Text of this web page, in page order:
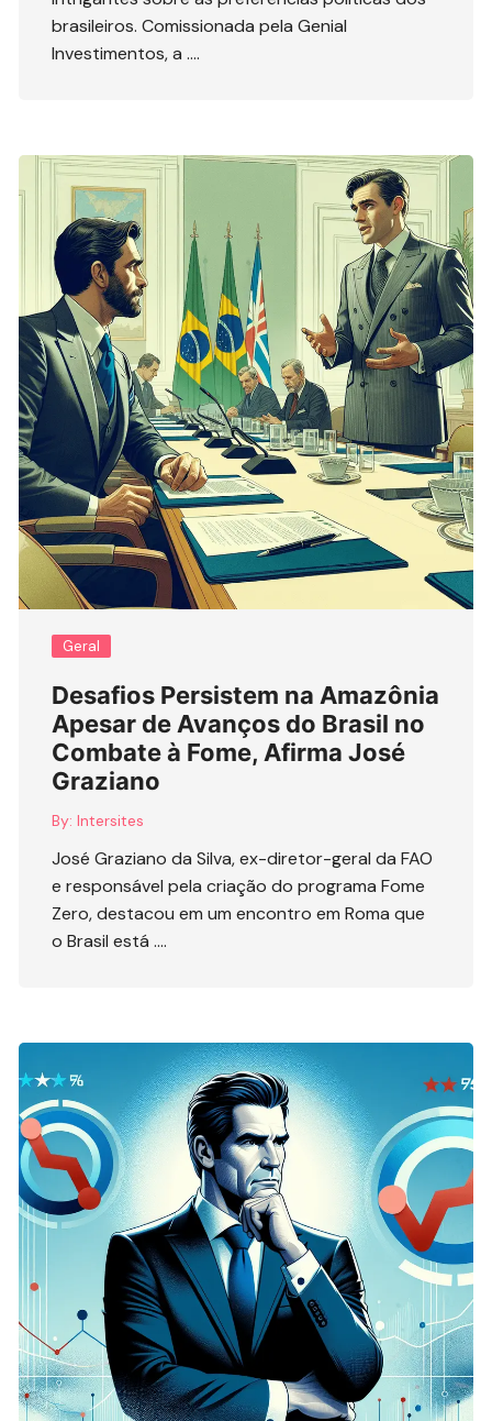
brasileiros. Comissionada pela Genial
Investimentos, a ….
Geral
Desafios Persistem na Amazônia
Apesar de Avanços do Brasil no
Combate à Fome, Afirma José
Graziano
By: Intersites
José Graziano da Silva, ex-diretor-geral da FAO
e responsável pela criação do programa Fome
Zero, destacou em um encontro em Roma que
o Brasil está ….